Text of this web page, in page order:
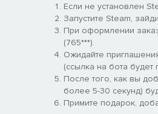
Если не установлен
Запустите Steam,
При оформлении
(765***).
Ожидайте
(ссылка на бота
После того, как вы
более 5-30 секунд)
Примите подарок,